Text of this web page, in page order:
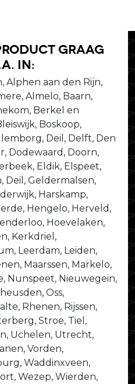
graag
in:
Alphen aan den Rijn,
Almelo, Baarn,
Berkel en
Boskoop,
Deil, Delft, Den
Dodewaard, Doorn,
Eldik, Elspeet,
Deil, Geldermalsen,
Harskamp,
Hengelo, Herveld,
Hoevelaken,
Kerkdriel,
Leerdam, Leiden,
Maarssen, Markelo,
Nunspeet, Nieuwegein,
Oss,
Rhenen, Rijssen,
Stroe, Tiel,
Uchelen, Utrecht,
Vorden,
Waddinxveen,
Wezep, Wierden,